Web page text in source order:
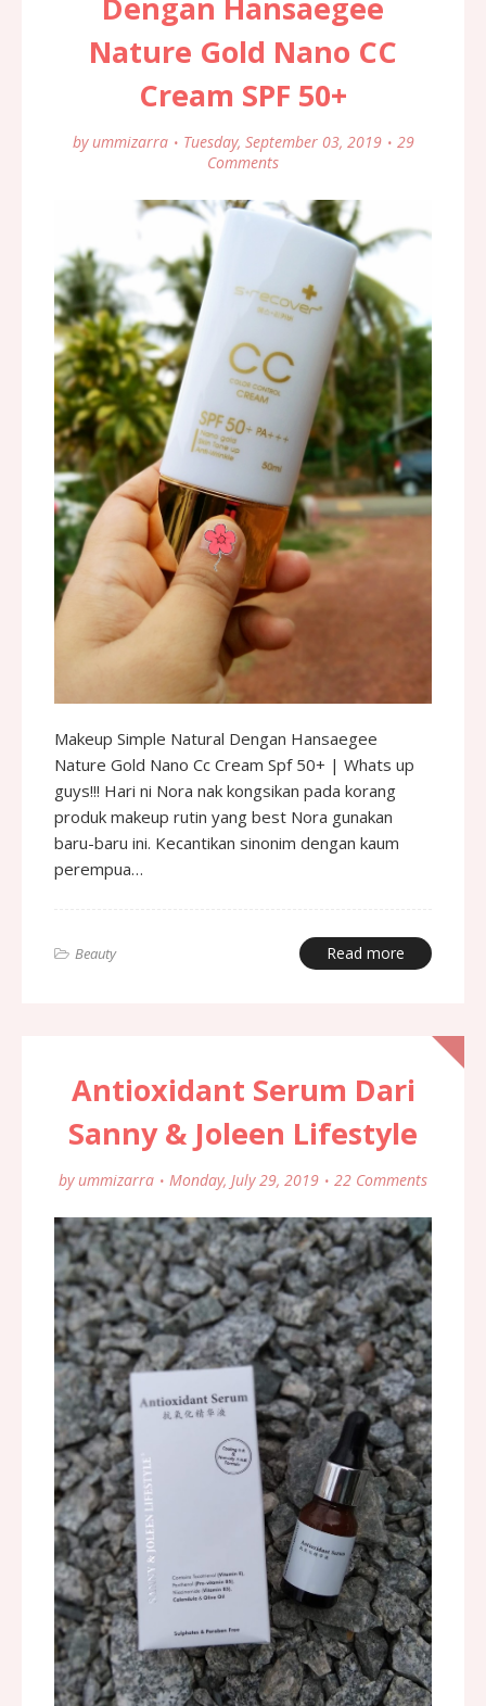
Dengan Hansaegee
Nature Gold Nano CC
Cream SPF 50+
by ummizarra Tuesday, September 03, 2019
29
Comments
Makeup Simple Natural Dengan Hansaegee
Nature Gold Nano Cc Cream Spf 50+ | Whats up
guys!!! Hari ni Nora nak kongsikan pada korang
produk makeup rutin yang best Nora gunakan
baru-baru ini. Kecantikan sinonim dengan kaum
perempua…
Beauty Read more
Antioxidant Serum Dari
Sanny & Joleen Lifestyle
by ummizarra Monday, July 29, 2019 22 Comments